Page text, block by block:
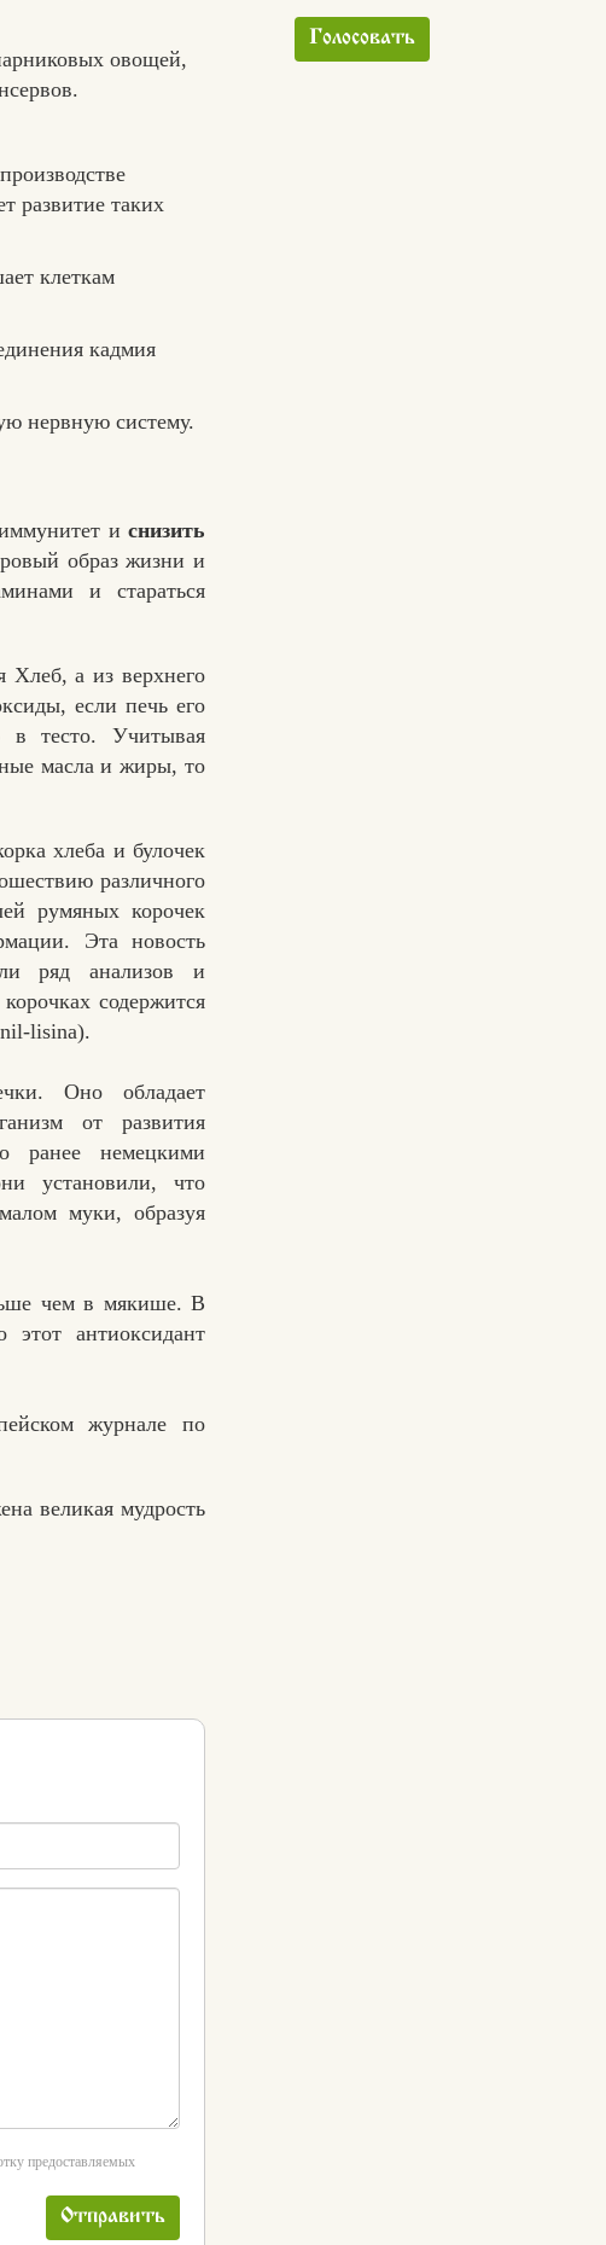
Голосовать
овощей,
развитие таких
клеткам
кадмия
нервную систему.
и снизить
образ жизни и
и стараться
Хлеб, а из верхнего
если печь его
в тесто. Учитывая
масла и жиры, то
хлеба и булочек
различного
румяных корочек
Эта новость
ряд анализов и
содержится
lisina).
Оно обладает
от развития
ранее немецкими
установили, что
муки, образуя
чем в мякише. В
этот антиоксидант
журнале по
великая мудрость
предоставляемых
Отправить